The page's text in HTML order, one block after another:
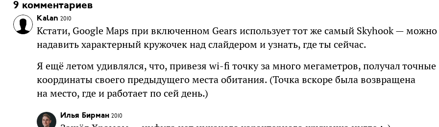
9 комментариев
Kalan 2010
Кстати, Google Maps при включенном Gears использует тот же самый Skyhook — можно
надавить характерный кружочек над слайдером и узнать, где ты сейчас.
Я ещё летом удивлялся, что, привезя wi-fi точку за много мегаметров, получал точные
координаты своего предыдущего места обитания. (Точка вскоре была возвращена
на место, где и работает по сей день.)
Илья Бирман 2010